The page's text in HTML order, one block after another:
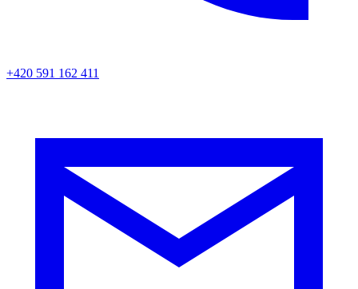
+420 591 162 411